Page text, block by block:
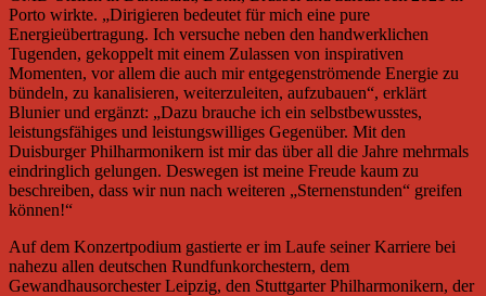
Porto wirkte. „Dirigieren bedeutet für mich eine pure
Energieübertragung. Ich versuche neben den handwerklichen
Tugenden, gekoppelt mit einem Zulassen von inspirativen
Momenten, vor allem die auch mir entgegenströmende Energie zu
bündeln, zu kanalisieren, weiterzuleiten, aufzubauen“, erklärt
Blunier und ergänzt: „Dazu brauche ich ein selbstbewusstes,
leistungsfähiges und leistungswilliges Gegenüber. Mit den
Duisburger Philharmonikern ist mir das über all die Jahre mehrmals
eindringlich gelungen. Deswegen ist meine Freude kaum zu
beschreiben, dass wir nun nach weiteren „Sternenstunden“ greifen
können!“
Auf dem Konzertpodium gastierte er im Laufe seiner Karriere bei
nahezu allen deutschen Rundfunkorchestern, dem
Gewandhausorchester Leipzig, den Stuttgarter Philharmonikern, der